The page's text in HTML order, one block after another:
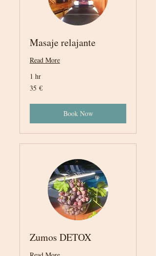
Masaje relajante
Read More
1 hr
35
euros
35 €
Book Now
Zumos DETOX